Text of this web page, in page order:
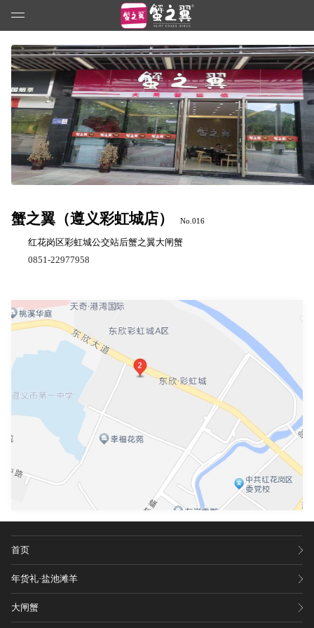
蟹之翼（遵义彩虹城店） No.016
红花岗区彩虹城公交站后蟹之翼大闸蟹
0851-22977958
首页
年货礼·盐池滩羊
大闸蟹